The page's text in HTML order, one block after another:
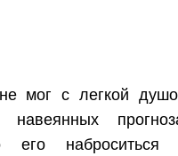
мог с легкой
навеянных
его